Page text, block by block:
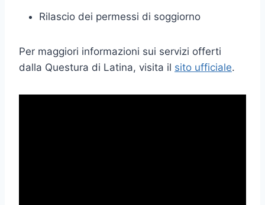
Rilascio dei permessi di soggiorno
Per maggiori informazioni sui servizi offerti
dalla Questura di Latina, visita il sito ufficiale.